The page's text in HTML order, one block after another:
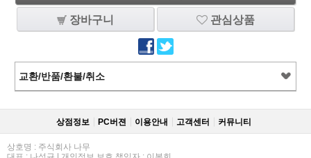
장바구니 관심상품
교환/반품/환불/취소
상점정보 PC버젼 이용안내 고객센터 커뮤니티
상호명 : 주식회사 나무